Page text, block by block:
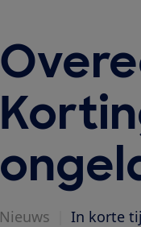
Nieuws
In korte